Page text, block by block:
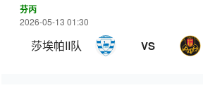
芬丙
2026-05-13 01:30
莎埃帕II队 VS